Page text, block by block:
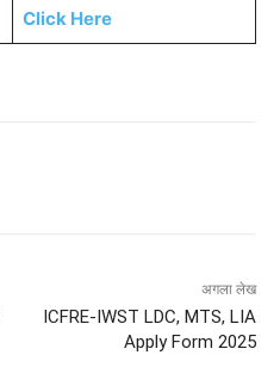
Click Here
अगला लेख
ICFRE-IWST LDC, MTS, LIA
Apply Form 2025